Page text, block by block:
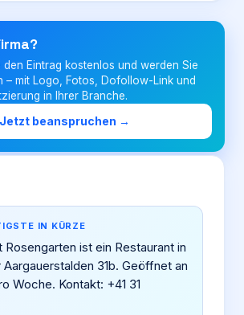
Login
Firma eintragen
den Eintrag kostenlos und werden Sie
– mit Logo, Fotos, Dofollow-Link und
in Ihrer Branche.
Jetzt beanspruchen →
IN KÜRZE
Rosengarten ist ein Restaurant in
Aargauerstalden 31b. Geöffnet an
Woche. Kontakt: +41 31